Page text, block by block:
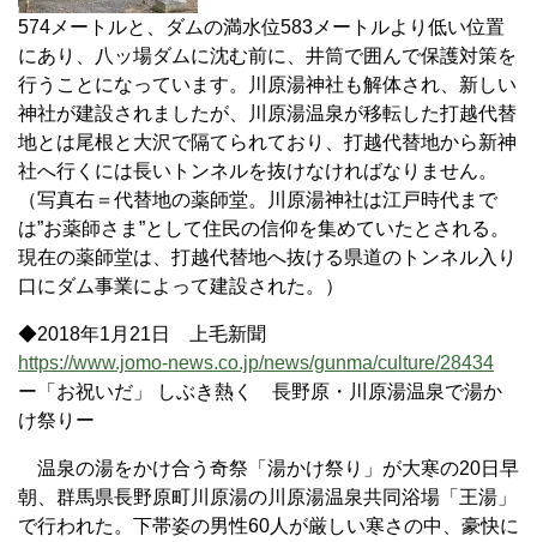
574メートルと、ダムの満水位583メートルより低い位置
にあり、八ッ場ダムに沈む前に、井筒で囲んで保護対策を
行うことになっています。川原湯神社も解体され、新しい
神社が建設されましたが、川原湯温泉が移転した打越代替
地とは尾根と大沢で隔てられており、打越代替地から新神
社へ行くには長いトンネルを抜けなければなりません。
（写真右＝代替地の薬師堂。川原湯神社は江戸時代まで
は”お薬師さま”として住民の信仰を集めていたとされる。
現在の薬師堂は、打越代替地へ抜ける県道のトンネル入り
口にダム事業によって建設された。）
◆2018年1月21日 上毛新聞
https://www.jomo-news.co.jp/news/gunma/culture/28434
ー「お祝いだ」 しぶき熱く 長野原・川原湯温泉で湯か
け祭りー
温泉の湯をかけ合う奇祭「湯かけ祭り」が大寒の20日早
朝、群馬県長野原町川原湯の川原湯温泉共同浴場「王湯」
で行われた。下帯姿の男性60人が厳しい寒さの中、豪快に